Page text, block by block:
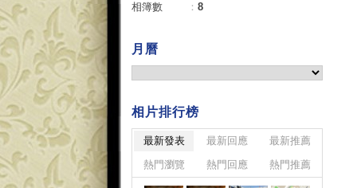
相簿數
： 8
月曆
相片排行榜
最新發表 最新回應
最新推薦
熱門瀏覽
熱門回應 熱門推薦